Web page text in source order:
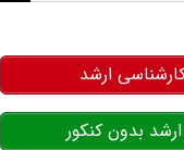
ارشد
بدون کنکور